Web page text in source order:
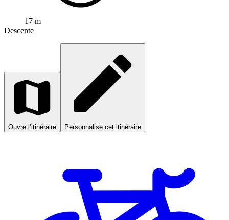
17 m
Descente
Ouvre l’itinéraire Personnalise cet itinéraire